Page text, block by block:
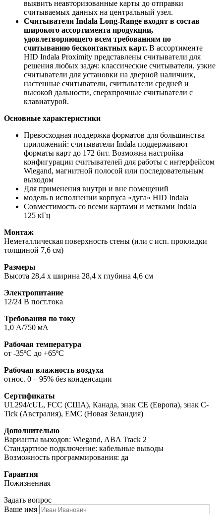
выявить неавторизованные карты до отправки
считываемых данных на центральный узел.
Считыватели Indala Long-Range входят в состав
широкого ассортимента продукции,
удовлетворяющего всем требованиям по
считыванию бесконтактных карт. В ассортименте
HID Indala Proximity представлены считыватели для
решения любых задач: классические считыватели, узкие
считыватели для установки на дверной наличник,
настенные считыватели, считыватели средней и
высокой дальности, сверхпрочные считыватели с
клавиатурой.
Основные характеристики
Превосходная поддержка форматов для большинства
приложений: считыватели Indala поддерживают
форматы карт до 172 бит. Возможна настройка
конфигурации считывателей для работы с интерфейсом
Wiegand, магнитной полосой или последовательным
выходом
Для применения внутри и вне помещений
модель в исполнении корпуса «дуга» HID Indala
Совместимость со всеми картами и метками Indala
125 кГц
Монтаж
Неметаллическая поверхность стены (или с исп. прокладки
толщиной 7,6 см)
Размеры
Высота 28,4 х ширина 28,4 х глубина 4,6 см
Электропитание
12/24 В пост.тока
Требования по току
1,0 А/750 мА
Рабочая температура
от -35ºC до +65ºC
Рабочая влажность воздуха
относ. 0 – 95% без конденсации
Сертификаты
UL294/cUL, FCC (США), Канада, знак CE (Европа), знак C-
Tick (Австралия), EMC (Новая Зеландия)
Дополнительно
Варианты выходов: Wiegand, ABA Track 2
Стандартное подключение: кабельные выводы
Возможность программирования: да
Гарантия
Пожизненная
Задать вопрос
Ваше имя